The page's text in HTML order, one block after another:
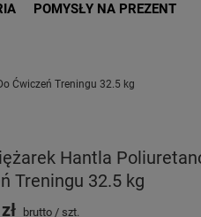
POMYSŁY NA PREZENT
Ćwiczeń Treningu 32.5 kg
Hantla
Treningu 32.5 kg
brutto / szt.